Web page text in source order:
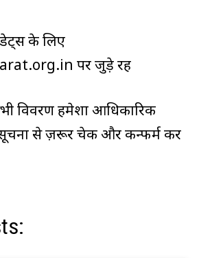
के लिए
पर जुड़े रहें
विवरण हमेशा आधिकारिक
से ज़रूर चेक और कन्फर्म करें